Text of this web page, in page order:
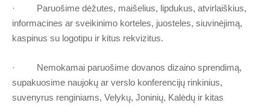
· Paruošime dėžutes, maišelius, lipdukus, atvirlaiškius,
informacines ar sveikinimo korteles, juosteles, siuvinėjimą,
kaspinus su logotipu ir kitus rekvizitus.
· Nemokamai paruošime dovanos dizaino sprendimą,
supakuosime naujokų ar verslo konferencijų rinkinius,
suvenyrus renginiams, Velykų, Joninių, Kalėdų ir kitas